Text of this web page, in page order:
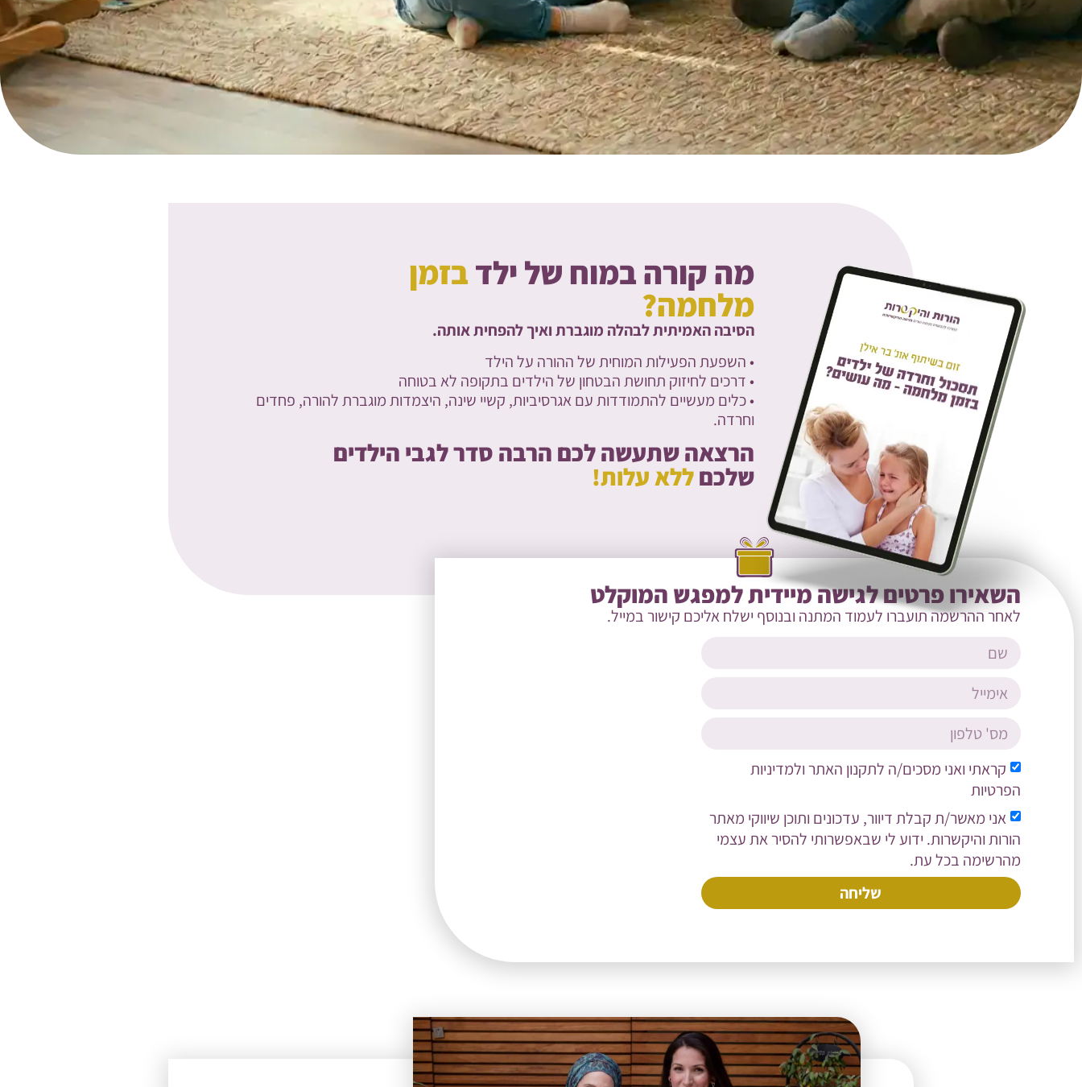
מה קורה במוח של ילדבזמן
מלחמה?
הסיבה האמיתית לבהלה מוגברת ואיך להפחית אותה.
• השפעת הפעילות המוחית של ההורה על הילד
• דרכים לחיזוק תחושת הבטחון של הילדים בתקופה לא בטוחה
• כלים מעשיים להתמודדות עם אגרסיביות, קשיי שינה, היצמדות מוגברת להורה, פחדים
וחרדה.
הרצאה שתעשה לכם הרבה סדר לגבי הילדים
שלכםללא עלות!
השאירו פרטים לגישה מיידית למפגש המוקלט
לאחר ההרשמה תועברו לעמוד המתנה ובנוסף ישלח אליכם קישור במייל.
קראתי ואני מסכים/ה לתקנון האתרולמדיניות
הפרטיות
אני מאשר/ת קבלת דיוור, עדכונים ותוכן שיווקי מאתר
הורות והיקשרות. ידוע לי שבאפשרותי להסיר את עצמי
מהרשימה בכל עת.
שליחה